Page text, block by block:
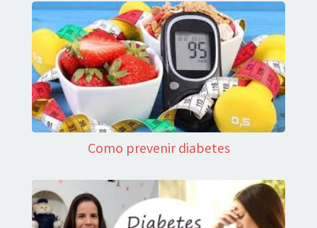
Como prevenir diabetes